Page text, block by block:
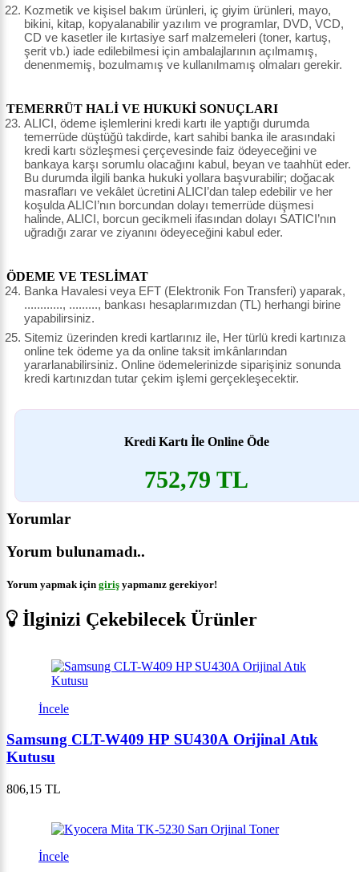
Kozmetik ve kişisel bakım ürünleri, iç giyim ürünleri, mayo,
bikini, kitap, kopyalanabilir yazılım ve programlar, DVD, VCD,
CD ve kasetler ile kırtasiye sarf malzemeleri (toner, kartuş,
şerit vb.) iade edilebilmesi için ambalajlarının açılmamış,
denenmemiş, bozulmamış ve kullanılmamış olmaları gerekir.
TEMERRÜT HALİ VE HUKUKİ SONUÇLARI
ALICI, ödeme işlemlerini kredi kartı ile yaptığı durumda
temerrüde düştüğü takdirde, kart sahibi banka ile arasındaki
kredi kartı sözleşmesi çerçevesinde faiz ödeyeceğini ve
bankaya karşı sorumlu olacağını kabul, beyan ve taahhüt eder.
Bu durumda ilgili banka hukuki yollara başvurabilir; doğacak
masrafları ve vekâlet ücretini ALICI’dan talep edebilir ve her
koşulda ALICI’nın borcundan dolayı temerrüde düşmesi
halinde, ALICI, borcun gecikmeli ifasından dolayı SATICI’nın
uğradığı zarar ve ziyanını ödeyeceğini kabul eder.
ÖDEME VE TESLİMAT
Banka Havalesi veya EFT (Elektronik Fon Transferi) yaparak,
............, ........., bankası hesaplarımızdan (TL) herhangi birine
yapabilirsiniz.
Sitemiz üzerinden kredi kartlarınız ile, Her türlü kredi kartınıza
online tek ödeme ya da online taksit imkânlarından
yararlanabilirsiniz. Online ödemelerinizde siparişiniz sonunda
kredi kartınızdan tutar çekim işlemi gerçekleşecektir.
Kredi Kartı İle Online Öde
752,79 TL
Yorumlar
Yorum bulunamadı..
Yorum yapmak için giriş yapmanız gerekiyor!
İlginizi Çekebilecek Ürünler
İncele
Samsung CLT-W409 HP SU430A Orijinal Atık
Kutusu
806,15 TL
İncele